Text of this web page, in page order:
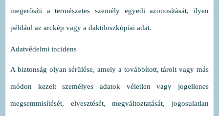
megerősíti a természetes személy egyedi azonosítását, ilyen
például az arckép vagy a daktiloszkópiai adat.
Adatvédelmi incidens
A biztonság olyan sérülése, amely a továbbított, tárolt vagy más
módon kezelt személyes adatok véletlen vagy jogellenes
megsemmisítését, elvesztését, megváltoztatását, jogosulatlan